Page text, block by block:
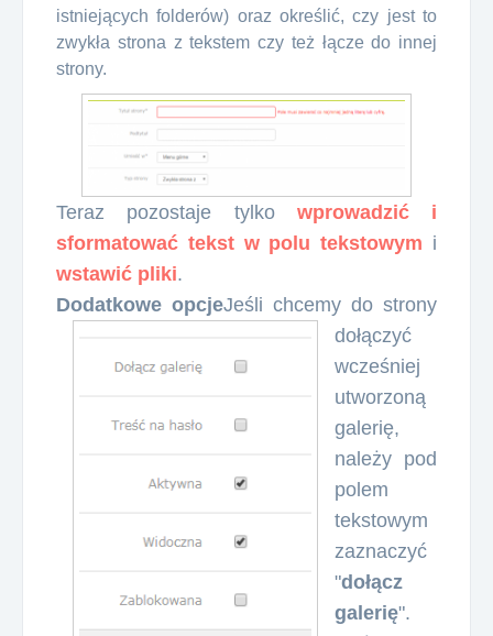
istniejących folderów) oraz określić, czy jest to
zwykła strona z tekstem czy też łącze do innej
strony.
Teraz pozostaje tylko wprowadzić i
sformatować tekst w polu tekstowym i
wstawić pliki.
Dodatkowe opcjeJeśli chcemy do strony
dołączyć
wcześniej
utworzoną
galerię,
należy pod
polem
tekstowym
zaznaczyć
"dołącz
galerię".